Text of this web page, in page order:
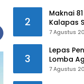
2
Maknai
Kalapas
Turun
7 Agustus
3
Lepas
Lomba
IIB
7 Agustus